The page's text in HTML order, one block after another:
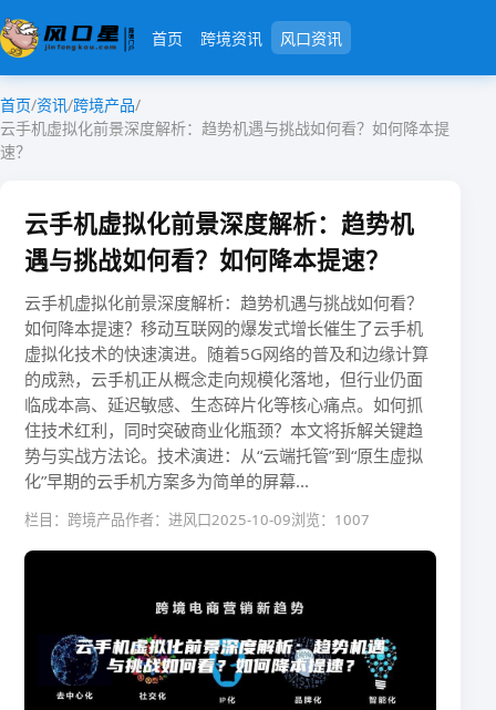
首页 跨境资讯 风口资讯
首页/资讯/跨境产品/
云手机虚拟化前景深度解析：趋势机遇与挑战如何看？如何降本提
速？
云手机虚拟化前景深度解析：趋势机
遇与挑战如何看？如何降本提速？
​​云手机虚拟化前景深度解析：趋势机遇与挑战如何看？
如何降本提速？​​移动互联网的爆发式增长催生了云手机
虚拟化技术的快速演进。随着5G网络的普及和边缘计算
的成熟，​​云手机正从概念走向规模化落地​​，但行业仍面
临成本高、延迟敏感、生态碎片化等核心痛点。如何抓
住技术红利，同时突破商业化瓶颈？本文将拆解关键趋
势与实战方法论。​​技术演进：从“云端托管”到“原生虚拟
化”​​早期的云手机方案多为简单的屏幕...
栏目：跨境产品作者：进风口2025-10-09浏览：1007